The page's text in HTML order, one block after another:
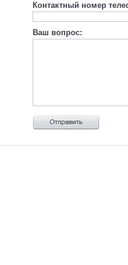
Контактный номер
Ваш вопрос: